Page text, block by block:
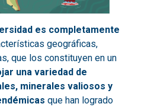
es completamente
geográficas,
que los constituyen en un
una variedad de
minerales valiosos y
que han logrado